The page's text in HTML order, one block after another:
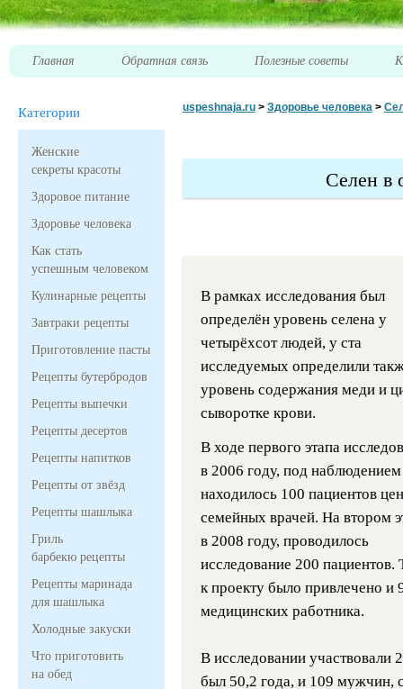
Главная Обратная связь Полезные советы
Категории
Женские
секреты красоты
Здоровое питание
Здоровье человека
Как стать
успешным человеком
Кулинарные рецепты
Завтраки рецепты
Приготовление пасты
Рецепты бутербродов
Рецепты выпечки
Рецепты десертов
Рецепты напитков
Рецепты от звёзд
Рецепты шашлыка
Гриль
барбекю рецепты
Рецепты маринада
для шашлыка
Холодные закуски
Что приготовить
на обед
uspeshnaja.ru> Здоровье человека >
Селен в
В рамках исследования был
определён уровень селена у
четырёхсот людей, у ста
исследуемых определили
уровень содержания меди и
сыворотке крови.
В ходе первого этапа
в 2006 году, под наблюдением
находилось 100 пациентов
семейных врачей. На втором
в 2008 году, проводилось
исследование 200 пациентов.
к проекту было привлечено и
медицинских работника.
В исследовании
был 50,2 года, и 109 мужчин,